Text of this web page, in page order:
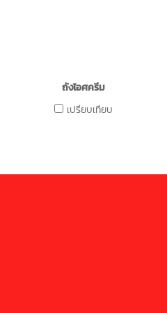
ถังไอศครีม
เปรียบเทียบ